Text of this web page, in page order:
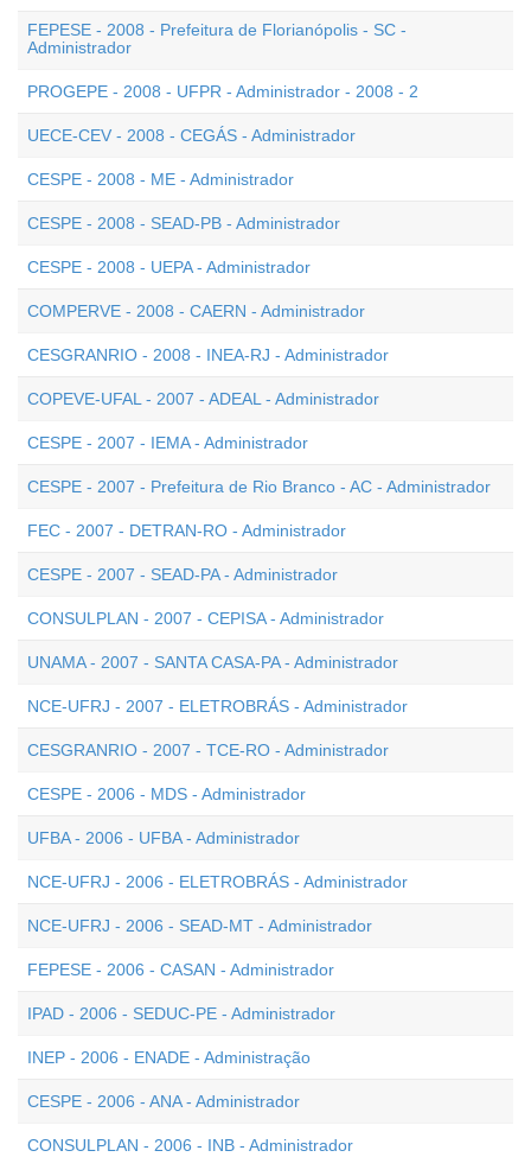
FEPESE - 2008 - Prefeitura de Florianópolis - SC -
Administrador
PROGEPE - 2008 - UFPR - Administrador - 2008 - 2
UECE-CEV - 2008 - CEGÁS - Administrador
CESPE - 2008 - ME - Administrador
CESPE - 2008 - SEAD-PB - Administrador
CESPE - 2008 - UEPA - Administrador
COMPERVE - 2008 - CAERN - Administrador
CESGRANRIO - 2008 - INEA-RJ - Administrador
COPEVE-UFAL - 2007 - ADEAL - Administrador
CESPE - 2007 - IEMA - Administrador
CESPE - 2007 - Prefeitura de Rio Branco - AC - Administrador
FEC - 2007 - DETRAN-RO - Administrador
CESPE - 2007 - SEAD-PA - Administrador
CONSULPLAN - 2007 - CEPISA - Administrador
UNAMA - 2007 - SANTA CASA-PA - Administrador
NCE-UFRJ - 2007 - ELETROBRÁS - Administrador
CESGRANRIO - 2007 - TCE-RO - Administrador
CESPE - 2006 - MDS - Administrador
UFBA - 2006 - UFBA - Administrador
NCE-UFRJ - 2006 - ELETROBRÁS - Administrador
NCE-UFRJ - 2006 - SEAD-MT - Administrador
FEPESE - 2006 - CASAN - Administrador
IPAD - 2006 - SEDUC-PE - Administrador
INEP - 2006 - ENADE - Administração
CESPE - 2006 - ANA - Administrador
CONSULPLAN - 2006 - INB - Administrador